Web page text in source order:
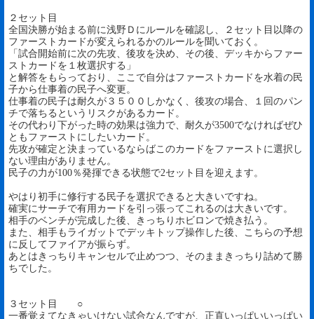
２セット目
全国決勝が始まる前に浅野Ｄにルールを確認し、２セット目以降の
ファーストカードが変えられるかのルールを聞いておく。
「試合開始前に次の先攻、後攻を決め、その後、デッキからファー
ストカードを１枚選択する」
と解答をもらっており、ここで自分はファーストカードを水着の民
子から仕事着の民子へ変更。
仕事着の民子は耐久が３５００しかなく、後攻の場合、１回のパン
チで落ちるというリスクがあるカード。
その代わり下がった時の効果は強力で、耐久が3500でなければぜひ
ともファーストにしたいカード。
先攻が確定と決まっているならばこのカードをファーストに選択し
ない理由がありません。
民子の力が100％発揮できる状態で2セット目を迎えます。
やはり初手に修行する民子を選択できると大きいですね。
確実にサーチで有用カードを引っ張ってこれるのは大きいです。
相手のベンチが完成した後、きっちりホビロンで焼き払う。
また、相手もライガットでデッキトップ操作した後、こちらの予想
に反してファイアが振らず。
あとはきっちりキャンセルで止めつつ、そのままきっちり詰めて勝
ちでした。
３セット目 ○
一番覚えてなきゃいけない試合なんですが、正直いっぱいいっぱい